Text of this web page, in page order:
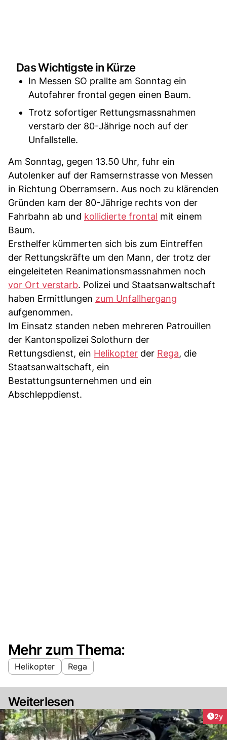
Das Wichtigste in Kürze
In Messen SO prallte am Sonntag ein
Autofahrer frontal gegen einen Baum.
Trotz sofortiger Rettungsmassnahmen
verstarb der 80-Jährige noch auf der
Unfallstelle.
Am Sonntag, gegen 13.50 Uhr, fuhr ein
Autolenker auf der Ramsernstrasse von Messen
in Richtung Oberramsern. Aus noch zu klärenden
Gründen kam der 80-Jährige rechts von der
Fahrbahn ab und kollidierte frontal mit einem
Baum.
Ersthelfer kümmerten sich bis zum Eintreffen
der Rettungskräfte um den Mann, der trotz der
eingeleiteten Reanimationsmassnahmen noch
vor Ort verstarb. Polizei und Staatsanwaltschaft
haben Ermittlungen zum Unfallhergang
aufgenommen.
Im Einsatz standen neben mehreren Patrouillen
der Kantonspolizei Solothurn der
Rettungsdienst, ein Helikopter der Rega, die
Staatsanwaltschaft, ein
Bestattungsunternehmen und ein
Abschleppdienst.
Mehr zum Thema:
Helikopter Rega
Weiterlesen
2y